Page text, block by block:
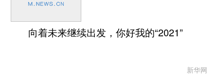
向着未来继续出发，你好我的“2021”
新华网